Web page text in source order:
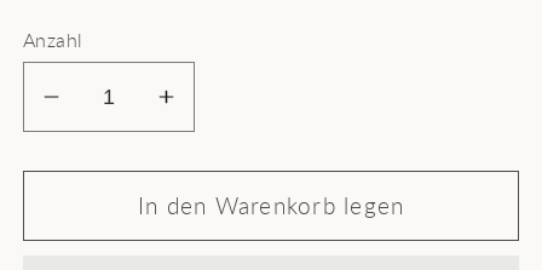
Anzahl
Verringere
die
Menge
Trollinger
Erhöhe
die
Menge
für
Trollinger
In den Warenkorb legen